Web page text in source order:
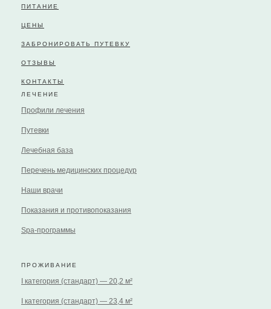
ПИТАНИЕ
ЦЕНЫ
ЗАБРОНИРОВАТЬ ПУТЕВКУ
ОТЗЫВЫ
КОНТАКТЫ
ЛЕЧЕНИЕ
Профили лечения
Путевки
Лечебная база
Перечень медицинских процедур
Наши врачи
Показания и противопоказания
Spa-программы
ПРОЖИВАНИЕ
I категория (стандарт) — 20,2 м²
I категория (стандарт) — 23,4 м²